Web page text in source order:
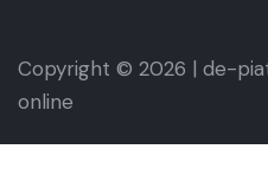
Copyright © 2026 | de-
online